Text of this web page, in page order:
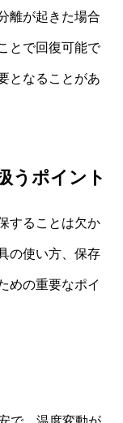
離が起きた場合
とで回復可能で
となることがあ
うポイント
することは欠か
の使い方、保存
めの重要なポイ